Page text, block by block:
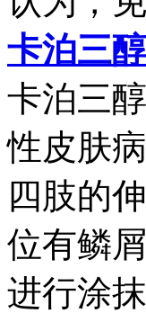
卡泊三
卡泊三
性皮肤
四肢的
位有鳞
进行涂